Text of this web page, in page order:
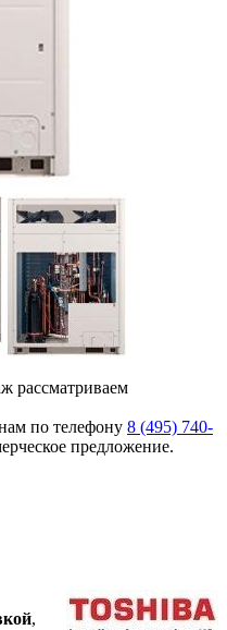
рассматриваем
по телефону 8 (495) 740-
предложение.
,